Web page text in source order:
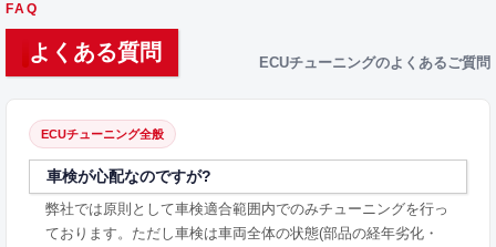
FAQ
よくある質問 ECUチューニングのよくあるご質問
ECUチューニング全般
車検が心配なのですが?
弊社では原則として車検適合範囲内でのみチューニングを行っ
ております。ただし車検は車両全体の状態(部品の経年劣化・